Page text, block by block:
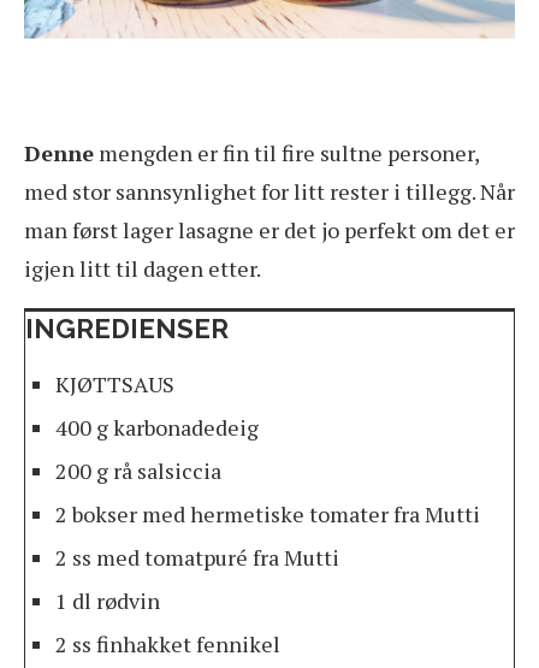
Denne mengden er fin til fire sultne personer,
med stor sannsynlighet for litt rester i tillegg. Når
man først lager lasagne er det jo perfekt om det er
igjen litt til dagen etter.
INGREDIENSER
KJØTTSAUS
400 g karbonadedeig
200 g rå salsiccia
2 bokser med hermetiske tomater fra Mutti
2 ss med tomatpuré fra Mutti
1 dl rødvin
2 ss finhakket fennikel